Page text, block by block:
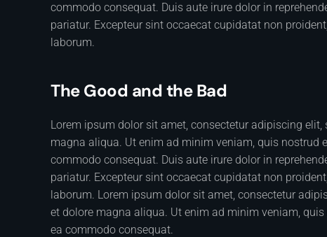
commodo consequat. Duis aute irure dolor in
pariatur. Excepteur sint occaecat cupidatat non
laborum.
The Good and the Bad
Lorem ipsum dolor sit amet, consectetur adipiscing
magna aliqua. Ut enim ad minim veniam, quis
commodo consequat. Duis aute irure dolor in
pariatur. Excepteur sint occaecat cupidatat non
laborum. Lorem ipsum dolor sit amet, consectetur
et dolore magna aliqua. Ut enim ad minim veniam,
ea commodo consequat.